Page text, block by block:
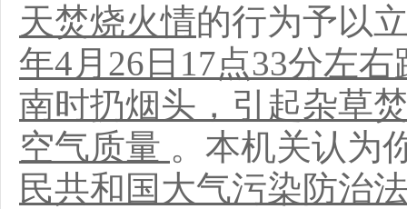
天焚烧火情的行为予以
年4月26日17点33分左
南时扔烟头，引起杂草
空气质量 。本机关认为
民共和国大气污染防治